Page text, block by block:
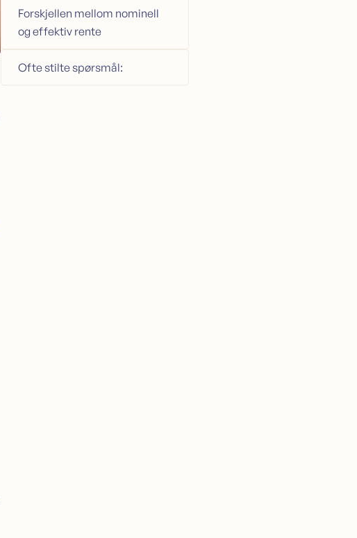
Forskjellen mellom nominell
og effektiv rente
Ofte stilte spørsmål: